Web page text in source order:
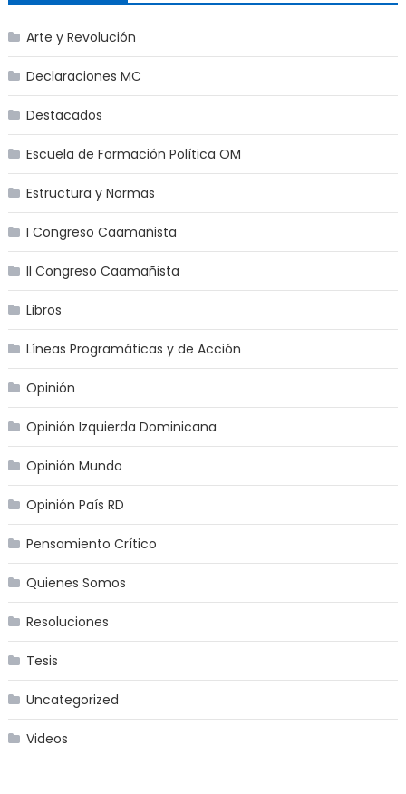
Arte y Revolución
Declaraciones MC
Destacados
Escuela de Formación Política OM
Estructura y Normas
I Congreso Caamañista
II Congreso Caamañista
Libros
Líneas Programáticas y de Acción
Opinión
Opinión Izquierda Dominicana
Opinión Mundo
Opinión País RD
Pensamiento Crítico
Quienes Somos
Resoluciones
Tesis
Uncategorized
Videos